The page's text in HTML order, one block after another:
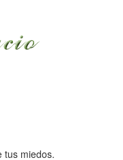
tus miedos.